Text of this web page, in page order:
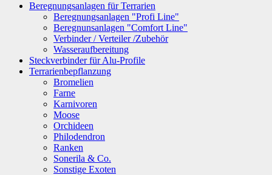
Beregnungsanlagen für Terrarien
Beregnungsanlagen "Profi Line"
Beregnunsanlagen "Comfort Line"
Verbinder / Verteiler /Zubehör
Wasseraufbereitung
Steckverbinder für Alu-Profile
Terrarienbepflanzung
Bromelien
Farne
Karnivoren
Moose
Orchideen
Philodendron
Ranken
Sonerila & Co.
Sonstige Exoten